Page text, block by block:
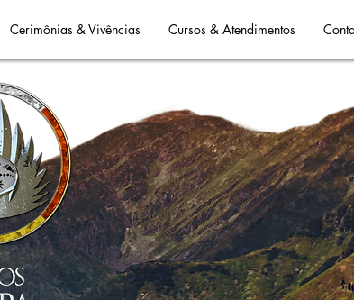
Cerimônias & Vivências Cursos & Atendimentos